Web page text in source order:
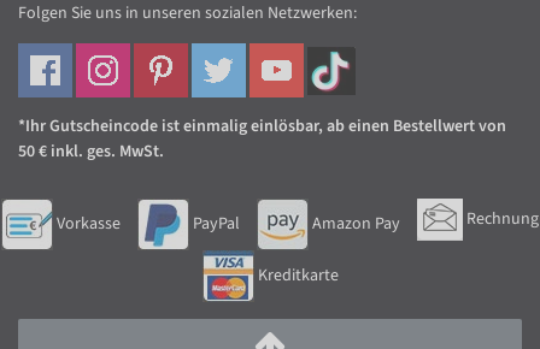
Folgen Sie uns in unseren sozialen Netzwerken:
*Ihr Gutscheincode ist einmalig einlösbar, ab einen Bestellwert von
50 € inkl. ges. MwSt.
Vorkasse PayPal Amazon Pay Rechnung
Kreditkarte